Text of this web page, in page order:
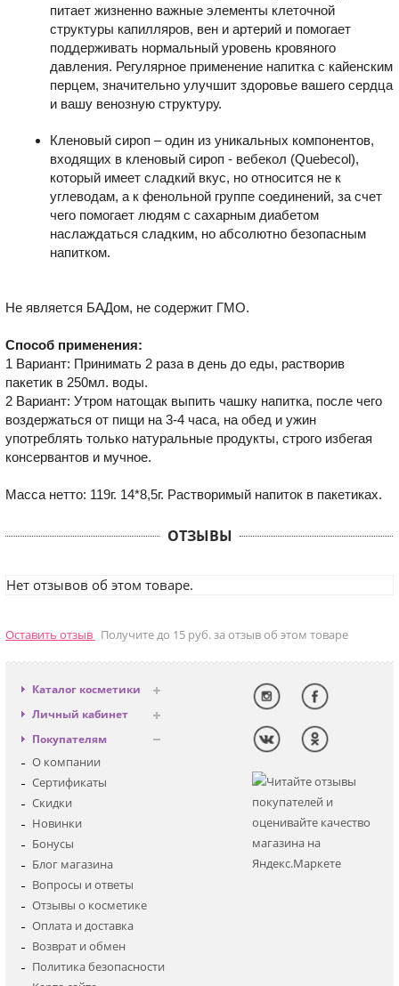
питает жизненно важные элементы клеточной
структуры капилляров, вен и артерий и помогает
поддерживать нормальный уровень кровяного
давления. Регулярное применение напитка с кайенским
перцем, значительно улучшит здоровье вашего сердца
и вашу венозную структуру.
Кленовый сироп – один из уникальных компонентов,
входящих в кленовый сироп - вебекол (Quebecol),
который имеет сладкий вкус, но относится не к
углеводам, а к фенольной группе соединений, за счет
чего помогает людям с сахарным диабетом
наслаждаться сладким, но абсолютно безопасным
напитком.
Не является БАДом, не содержит ГМО.
Способ применения:
1 Вариант: Принимать 2 раза в день до еды, растворив
пакетик в 250мл. воды.
2 Вариант: Утром натощак выпить чашку напитка, после чего
воздержаться от пищи на 3-4 часа, на обед и ужин
употреблять только натуральные продукты, строго избегая
консервантов и мучное.
Масса нетто: 119г. 14*8,5г. Растворимый напиток в пакетиках.
ОТЗЫВЫ
Нет отзывов об этом товаре.
Оставить отзыв Получите до 15 руб. за отзыв об этом товаре
Каталог косметики
Антивозрастная
Декоративная
Для глаз
Для тела
Наборы
Детская
Личный кабинет
Вход
Регистрация
Покупателям
О компании
Сертификаты
Скидки
Новинки
Бонусы
Блог магазина
Вопросы и ответы
Отзывы о косметике
Оплата и доставка
Возврат и обмен
Политика безопасности